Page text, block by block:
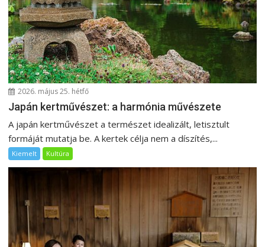
2026. május 25. hétfő
Japán kertművészet: a harmónia művészete
A japán kertművészet a természet idealizált, letisztult
formáját mutatja be. A kertek célja nem a díszítés,...
Kiemelt Kultúra